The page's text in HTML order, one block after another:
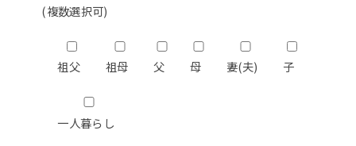
(複数選択可)
祖父 祖母 父 母 妻(夫) 子
一人暮らし